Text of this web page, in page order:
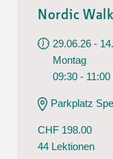
Nordic
29.06.26 -
Montag
09:30 - 11:00
Parkplatz
CHF 198.00
44 Lektionen